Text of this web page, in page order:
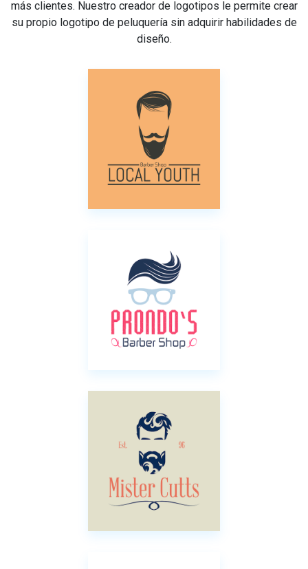
más clientes. Nuestro creador de logotipos le permite crear
su propio logotipo de peluquería sin adquirir habilidades de
diseño.